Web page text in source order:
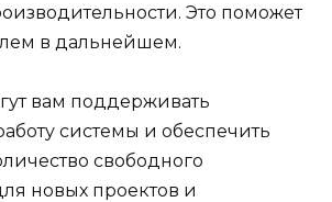
Это поможет
в дальнейшем.
вам поддерживать
системы и обеспечить
свободного
новых проектов и